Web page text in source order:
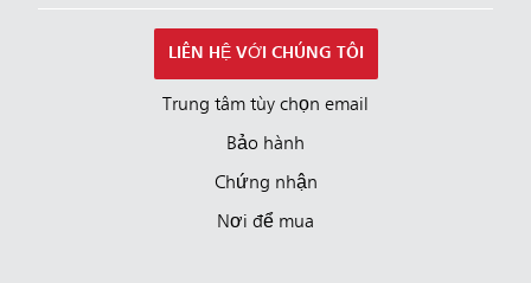
LIÊN HỆ VỚI CHÚNG TÔI
Trung tâm tùy chọn email
Bảo hành
Chứng nhận
Nơi để mua